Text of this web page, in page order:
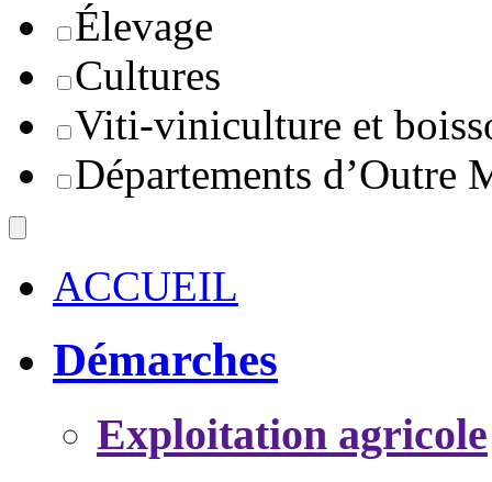
Élevage
Cultures
Viti-viniculture et
Départements d’Outre
ACCUEIL
Démarches
Exploitation agricole